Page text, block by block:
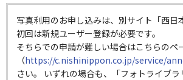
写真利用のお申し込みは、別サイト「西
初回は新規ユーザー登録が必要です。
そちらでの申請が難しい場合はこちらのペ
（https://c.nishinippon.co.jp/service/
さい。 いずれの場合も、「フォトライブ